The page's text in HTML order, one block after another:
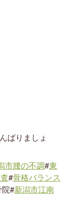
ばりましょ
市腰の不調#東
#骨格バランス
#新潟市江南